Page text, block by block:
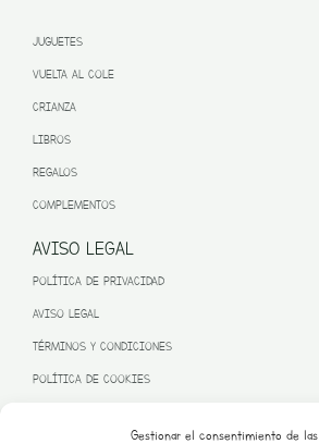
Gestionar el consentimiento de las
JUGUETES
VUELTA AL COLE
CRIANZA
LIBROS
REGALOS
COMPLEMENTOS
AVISO LEGAL
POLÍTICA DE PRIVACIDAD
AVISO LEGAL
TÉRMINOS Y CONDICIONES
POLÍTICA DE COOKIES